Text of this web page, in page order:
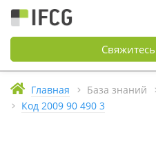
Главная База знаний
Код 2009 90 490 3